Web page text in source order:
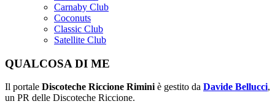
Carnaby Club
Coconuts
Classic Club
Satellite Club
QUALCOSA DI ME
Il portale Discoteche Riccione Riminiè gestito da Davide Bellucci,
un PR delle Discoteche Riccione.